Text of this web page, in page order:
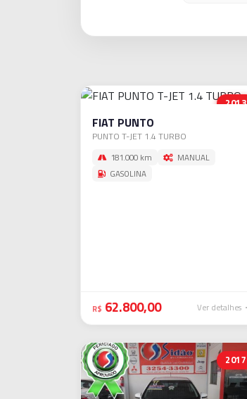
2013
FIAT PUNTO
PUNTO T-JET 1.4 TURBO
181.000 km
MANUAL
GASOLINA
R$ 62.800,00 Ver detalhes
2017